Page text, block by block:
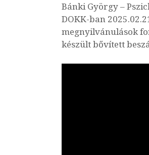
Bánki György –
DOKK-ban
megnyilvánulások
készült bővített